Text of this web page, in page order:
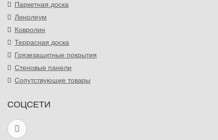
Паркетная доска
Линолеум
Ковролин
Террасная доска
Грязезащитные покрытия
Стеновые панели
Сопутствующие товары
СОЦСЕТИ